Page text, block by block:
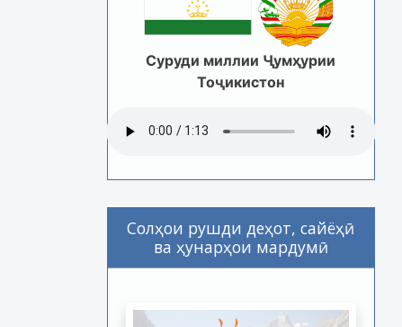
Суруди миллии Ҷумҳурии
Тоҷикистон
Солҳои рушди деҳот, сайёҳӣ
ва ҳунарҳои мардумӣ